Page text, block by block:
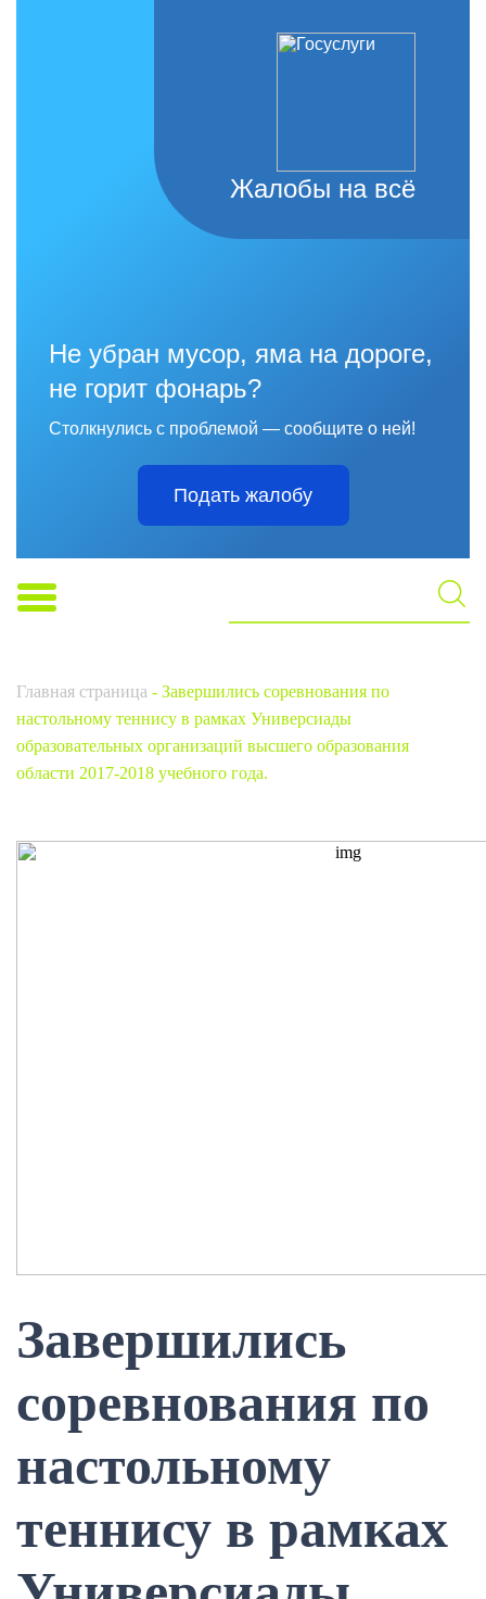
Жалобы на всё
Не убран мусор, яма на дороге,
не горит фонарь?
Столкнулись с проблемой — сообщите о ней!
Подать жалобу
Главная страница - Завершились соревнования по
настольному теннису в рамках Универсиады
образовательных организаций высшего образования
области 2017-2018 учебного года.
Завершились
соревнования по
настольному
теннису в рамках